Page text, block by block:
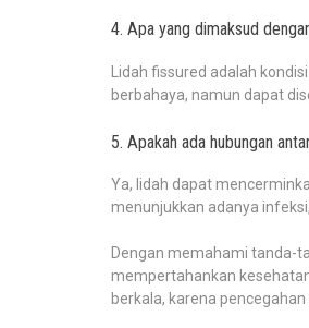
4. Apa yang dimaksud
Lidah fissured adalah
berbahaya, namun dapat
5. Apakah ada hubungan
Ya, lidah dapat
menunjukkan adanya
Dengan memahami tanda-
mempertahankan
berkala, karena